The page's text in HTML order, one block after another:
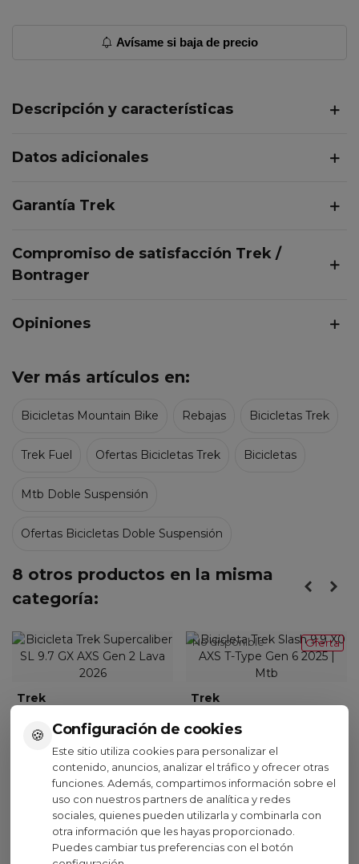
🍪 Configuración de cookies
Este sitio utiliza cookies para personalizar el
contenido, anuncios, analizar el tráfico y ofrecer otras
funciones. Además, compartimos información sobre el
uso con nuestros partners de analítica y redes
sociales, quienes pueden utilizarla y combinarla con
otra información que les hayas proporcionado.
Puedes cambiar tus preferencias con el botón
Avísame si baja de precio
Descripción y características
Datos adicionales
Garantía Trek
Compromiso de satisfacción Trek /
Bontrager
Opiniones
Ver más artículos en:
Bicicletas Mountain Bike Rebajas Bicicletas Trek
Trek Fuel Ofertas Bicicletas Trek Bicicletas
Mtb Doble Suspensión
Ofertas Bicicletas Doble Suspensión
8 otros productos en la misma
categoría:
Trek
Bicicleta Trek Supercaliber
SL 9.7 GX AXS Gen 2 Lava
5.499,00 € (IVA inc.) Lava
Oferta
No disponible
Trek
Bicicleta Trek Slash 9.9 X0
AXS T-Type Gen 6 2025
8.499,15 € (IVA inc.)
9.999,00 € -15%
Purple
Abyss
Carbon
Red
Smoke
Black
Olive